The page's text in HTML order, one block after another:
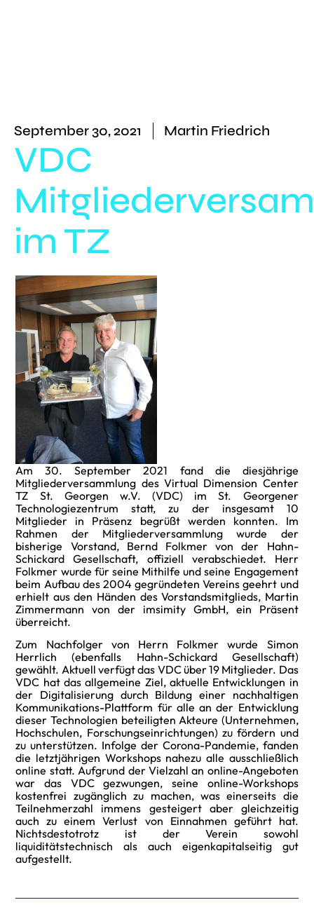
September 30, 2021 Martin Friedrich
VDC
im TZ
Am 30. September 2021 fand die diesjährige
Mitgliederversammlung des Virtual Dimension Center
TZ St. Georgen w.V. (VDC) im St. Georgener
Technologiezentrum statt, zu der insgesamt 10
Mitglieder in Präsenz begrüßt werden konnten. Im
Rahmen der Mitgliederversammlung wurde der
bisherige Vorstand, Bernd Folkmer von der Hahn-
Schickard Gesellschaft, offiziell verabschiedet. Herr
Folkmer wurde für seine Mithilfe und seine Engagement
beim Aufbau des 2004 gegründeten Vereins geehrt und
erhielt aus den Händen des Vorstandsmitglieds, Martin
Zimmermann von der imsimity GmbH, ein Präsent
überreicht.
Zum Nachfolger von Herrn Folkmer wurde Simon
Herrlich (ebenfalls Hahn-Schickard Gesellschaft)
gewählt. Aktuell verfügt das VDC über 19 Mitglieder. Das
VDC hat das allgemeine Ziel, aktuelle Entwicklungen in
der Digitalisierung durch Bildung einer nachhaltigen
Kommunikations-Plattform für alle an der Entwicklung
dieser Technologien beteiligten Akteure (Unternehmen,
Hochschulen, Forschungseinrichtungen) zu fördern und
zu unterstützen. Infolge der Corona-Pandemie, fanden
die letztjährigen Workshops nahezu alle ausschließlich
online statt. Aufgrund der Vielzahl an online-Angeboten
war das VDC gezwungen, seine online-Workshops
kostenfrei zugänglich zu machen, was einerseits die
Teilnehmerzahl immens gesteigert aber gleichzeitig
auch zu einem Verlust von Einnahmen geführt hat.
Nichtsdestotrotz ist der Verein sowohl
liquiditätstechnisch als auch eigenkapitalseitig gut
aufgestellt.